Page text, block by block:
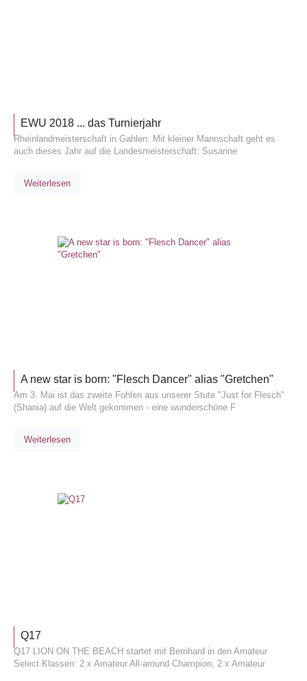
EWU 2018 ... das Turnierjahr
Rheinlandmeisterschaft in Gahlen: Mit kleiner Mannschaft geht es
auch dieses Jahr auf die Landesmeisterschaft: Susanne
Weiterlesen
A new star is born: "Flesch Dancer" alias "Gretchen"
Am 3. Mai ist das zweite Fohlen aus unserer Stute "Just for Flesch"
(Shania) auf die Welt gekommen - eine wunderschöne F
Weiterlesen
Q17
Q17 LION ON THE BEACH startet mit Bernhard in den Amateur
Select Klassen: 2 x Amateur All-around Champion, 2 x Amateur